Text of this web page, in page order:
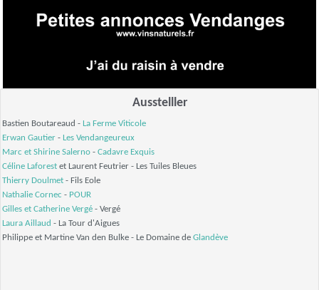
Ausstelller
Bastien Boutareaud - La Ferme Viticole
Erwan Gautier - Les Vendangeureux
Marc et Shirine Salerno - Cadavre Exquis
Céline Laforest et Laurent Feutrier - Les Tuiles Bleues
Thierry Doulmet - Fils Eole
Nathalie Cornec - POUR
Gilles et Catherine Vergé - Vergé
Laura Aillaud - La Tour d'Aigues
Philippe et Martine Van den Bulke - Le Domaine de Glandève